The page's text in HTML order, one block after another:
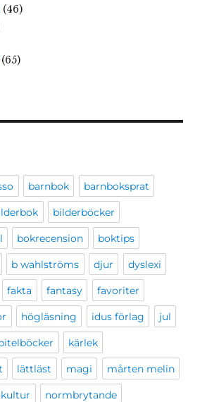
(46)
barnbok barnboksprat
bilderböcker
bokrecension boktips
b wahlströms djur dyslexi
fakta fantasy favoriter
högläsning idus förlag jul
kärlek
lättläst magi mårten melin
normbrytande